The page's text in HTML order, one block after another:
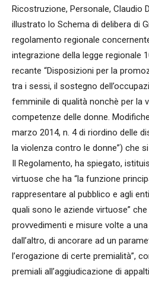
Ricostruzione, Personale, Claudio
illustrato lo Schema di delibera di
regolamento regionale
integrazione della legge regionale
recante “Disposizioni per la
tra i sessi, il sostegno
femminile di qualità nonchè per la
competenze delle donne.
marzo 2014, n. 4 di riordino delle
la violenza contro le donne”) che
Il Regolamento, ha spiegato,
virtuose che ha “la funzione
rappresentare al pubblico e agli
quali sono le aziende virtuose”
provvedimenti e misure volte a
dall’altro, di ancorare ad un
l’erogazione di certe premialità”,
premiali all’aggiudicazione di